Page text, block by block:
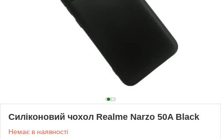
Силіконовий чохол Realme Narzo 50A Black
Немає в наявності